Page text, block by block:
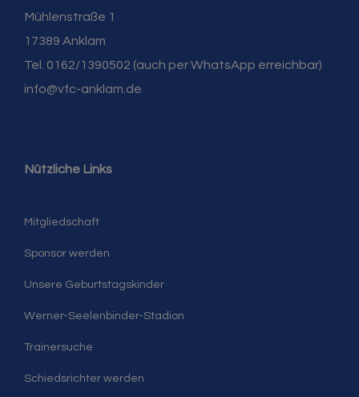
Mühlenstraße 1
17389 Anklam
Tel. 0162/1390502 (auch per WhatsApp erreichbar)
info@vfc-anklam.de
Nützliche Links
Mitgliedschaft
Sponsor werden
Unsere Geburtstagskinder
Werner-Seelenbinder-Stadion
Trainersuche
Schiedsrichter werden